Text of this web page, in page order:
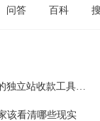
问答 百科
站收款工具推荐
该看清哪些现实